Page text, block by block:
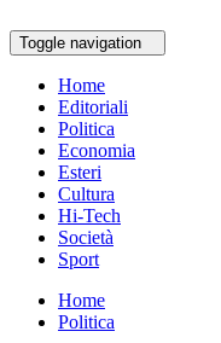
Toggle navigation
Home
Editoriali
Politica
Economia
Esteri
Cultura
Hi-Tech
Società
Sport
Home
Politica